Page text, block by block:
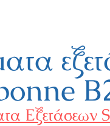
Εξετάσεων